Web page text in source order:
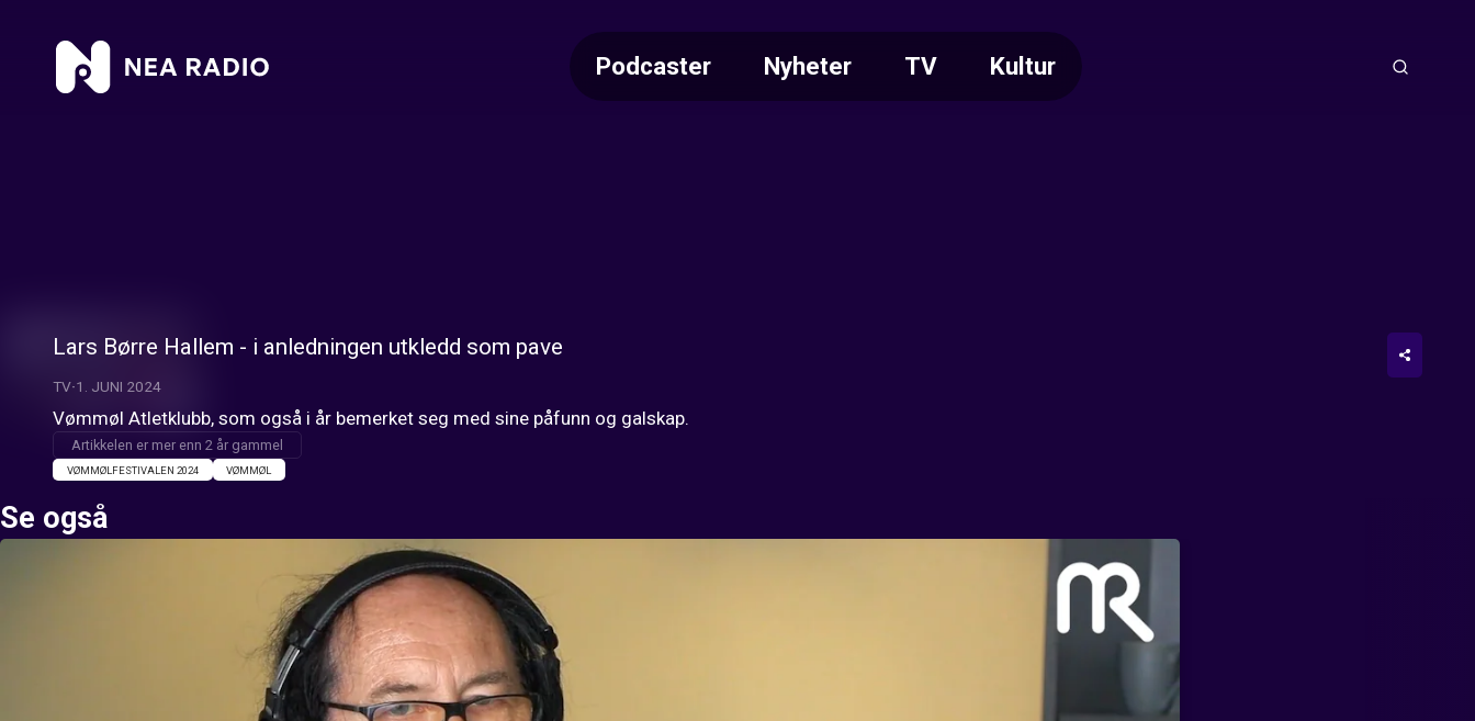
Podcaster Nyheter TV Kultur
Lars Børre Hallem - i anledningen utkledd som pave
TV 1. JUNI 2024
Vømmøl Atletklubb, som også i år bemerket seg med sine påfunn og galskap.
Artikkelen er mer enn 2 år gammel
VØMMØLFESTIVALEN 2024 VØMMØL
Se også